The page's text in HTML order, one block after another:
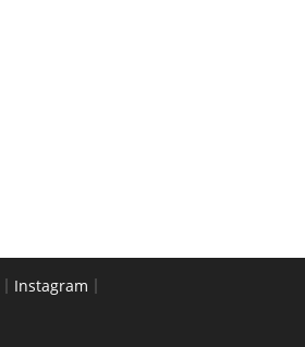
｜ Instagram ｜